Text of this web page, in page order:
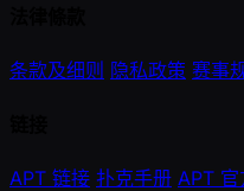
条款及细则 隐私政策 赛事
APT 链接 扑克手册 APT